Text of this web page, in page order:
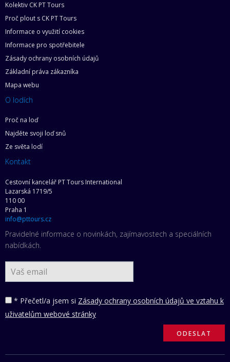
Kolektiv CK PT Tours
Proč plout s CK PT Tours
Informace o využití cookies
Informace pro spotřebitele
Zásady ochrany osobních údajů
Základní práva zákazníka
Mapa webu
O lodích
Proč na loď
Najděte svoji loď snů
Ze světa lodí
Kontakt
Cestovní kancelář PT Tours International
Lazarská 1719/5
110 00
Praha 1
info@pttours.cz
Pravidelné informace o novinkách, zajímavostech a speciálních
nabídkách.
* Přečetl/a jsem si Zásady ochrany osobních údajů ve vztahu k
uživatelům webové stránky